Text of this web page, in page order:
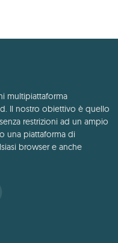
multipiattaforma
Il nostro obiettivo è quello
restrizioni ad un ampio
una piattaforma di
browser e anche